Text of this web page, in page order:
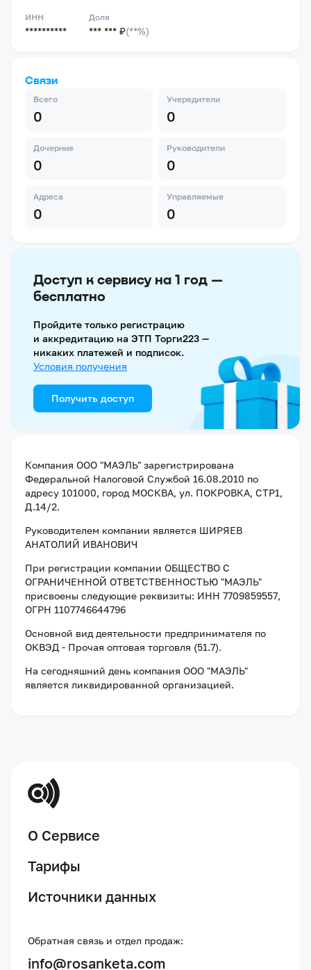
ИНН
**********
Доля
*** *** ₽(**%)
Связи
Всего
0
Учередители
0
Дочерние
0
Руководители
0
Адреса
0
Управляемые
0
Доступ к сервису на 1 год —
бесплатно
Пройдите только регистрацию
и аккредитацию на ЭТП Торги223 —
никаких платежей и подписок.
Условия получения
Получить доступ
Компания ООО "МАЭЛЬ" зарегистрирована
Федеральной Налоговой Службой 16.08.2010 по
адресу 101000, город МОСКВА, ул. ПОКРОВКА, СТР1,
Д.14/2.
Руководителем компании является ШИРЯЕВ
АНАТОЛИЙ ИВАНОВИЧ
При регистрации компании ОБЩЕСТВО С
ОГРАНИЧЕННОЙ ОТВЕТСТВЕННОСТЬЮ "МАЭЛЬ"
присвоены следующие реквизиты: ИНН 7709859557,
ОГРН 1107746644796
Основной вид деятельности предпринимателя по
ОКВЭД - Прочая оптовая торговля (51.7).
На сегодняшний день компания ООО "МАЭЛЬ"
является ликвидированной организацией.
О Сервисе
Тарифы
Источники данных
Обратная связь и отдел продаж:
info@rosanketa.com